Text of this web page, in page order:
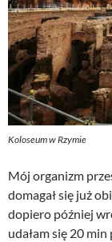
Koloseum w Rzymie
Mój organizm
domagał się już
dopiero później
udałam się 20